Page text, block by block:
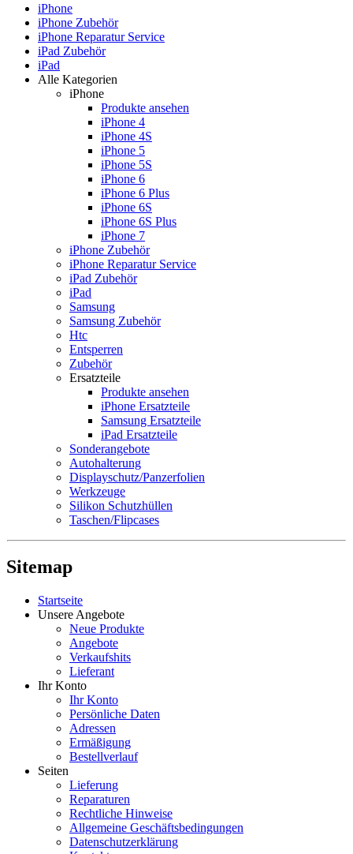
iPhone
iPhone Zubehör
iPhone Reparatur Service
iPad Zubehör
iPad
Alle Kategorien
iPhone
Produkte ansehen
iPhone 4
iPhone 4S
iPhone 5
iPhone 5S
iPhone 6
iPhone 6 Plus
iPhone 6S
iPhone 6S Plus
iPhone 7
iPhone Zubehör
iPhone Reparatur Service
iPad Zubehör
iPad
Samsung
Samsung Zubehör
Htc
Entsperren
Zubehör
Ersatzteile
Produkte ansehen
iPhone Ersatzteile
Samsung Ersatzteile
iPad Ersatzteile
Sonderangebote
Autohalterung
Displayschutz/Panzerfolien
Werkzeuge
Silikon Schutzhüllen
Taschen/Flipcases
Sitemap
Startseite
Unsere Angebote
Neue Produkte
Angebote
Verkaufshits
Lieferant
Ihr Konto
Ihr Konto
Persönliche Daten
Adressen
Ermäßigung
Bestellverlauf
Seiten
Lieferung
Reparaturen
Rechtliche Hinweise
Allgemeine Geschäftsbedingungen
Datenschutzerklärung